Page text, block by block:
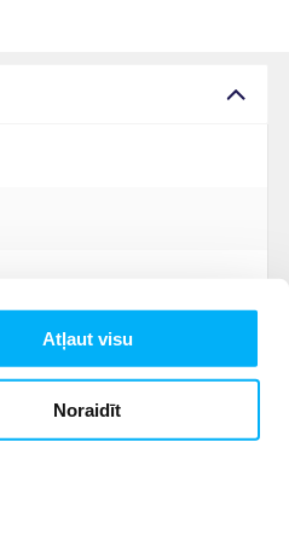
Atļaut visu
Noraidīt